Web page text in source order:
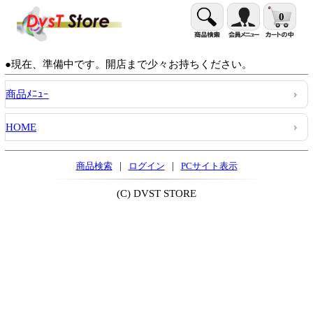
0
●現在、準備中です。開店まで少々お持ちください。
商品ﾒﾆｭｰ
HOME
商品検索 | ログイン | PCサイト表示
(C) DVST STORE